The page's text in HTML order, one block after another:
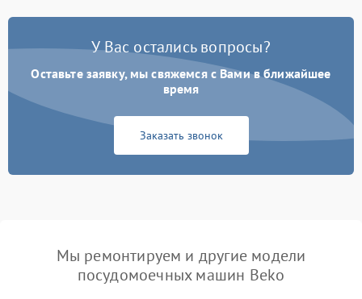
У Вас остались вопросы?
Оставьте заявку, мы свяжемся с Вами в ближайшее
время
Заказать звонок
Мы ремонтируем и другие модели
посудомоечных машин Beko